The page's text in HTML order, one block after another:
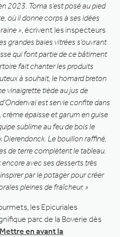
2023. Toma s’est posé au pied
où il donne corps à ses idées
» , écrivent les inspecteurs
grandes baies vitrées s’ouvrant
qui font partie de ce bâtiment
fait chanter les produits
à souhait, le homard breton
vinaigrette tiède au jus de
est servie confite dans
épaisse et garum en guise
sublime au feu de bois le
Le bouillon raffiné,
de terre complètent le tableau.
avec ses desserts très
par le potager pour créer
pleines de fraîcheur. »
les Epicuriales
parc de la Boverie dès
en avant la